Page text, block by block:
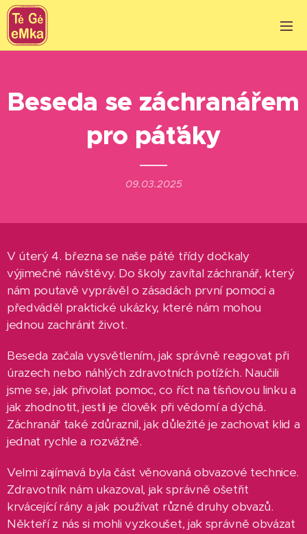
Beseda se záchranářem
pro páťáky
09.03.2025
V úterý 4. března se naše páté třídy dočkaly
výjimečné návštěvy. Do školy zavítal záchranář, který
nám poutavě vyprávěl o zásadách první pomoci a
předváděl praktické ukázky, které nám mohou
jednou zachránit život.
Beseda začala vysvětlením, jak správně reagovat při
úrazech nebo náhlých zdravotních potížích. Naučili
jsme se, jak přivolat pomoc, co říct na tísňovou linku a
jak zhodnotit, jestli je člověk při vědomí a dýchá.
Záchranář také zdůraznil, jak důležité je zachovat klid a
jednat rychle a rozvážně.
Velmi zajímavá byla část věnovaná obvazové technice.
Zdravotník nám ukazoval, jak správně ošetřit
krvácející rány a jak používat různé druhy obvazů.
Někteří z nás si mohli vyzkoušet, jak správně obvázat